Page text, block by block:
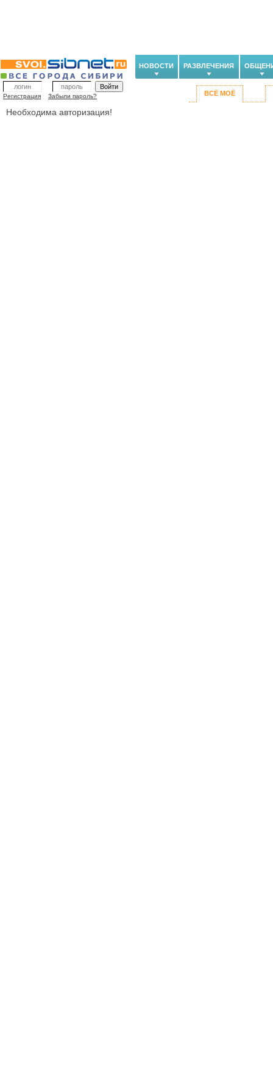
НОВОСТИ РАЗВЛЕЧЕНИЯ
Регистрация Забыли пароль? ВСЁ МОЁ
Необходима авторизация!